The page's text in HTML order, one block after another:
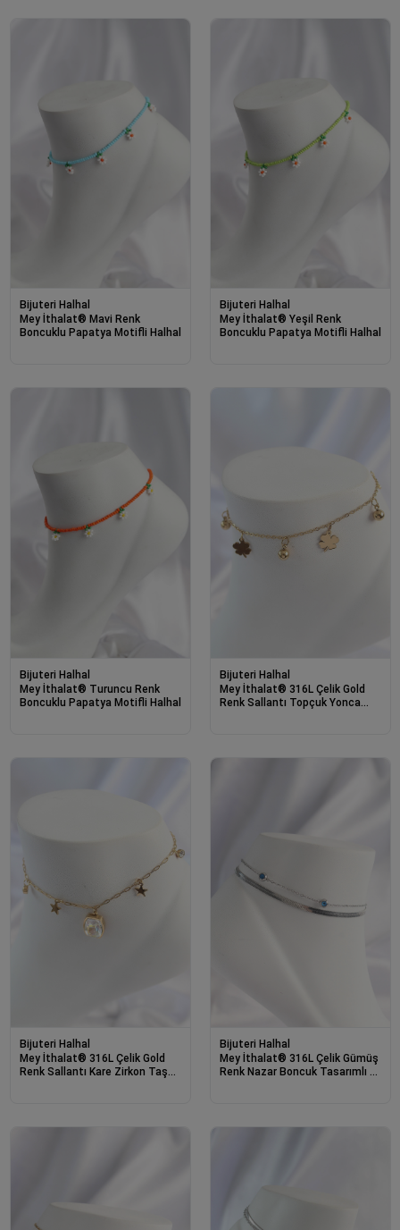
Bijuteri Halhal
Mey İthalat® Mavi Renk
Boncuklu Papatya Motifli Halhal
Bijuteri Halhal
Mey İthalat® Yeşil Renk
Boncuklu Papatya Motifli Halhal
Bijuteri Halhal
Mey İthalat® Turuncu Renk
Boncuklu Papatya Motifli Halhal
Bijuteri Halhal
Mey İthalat® 316L Çelik Gold
Renk Sallantı Topçuk Yonca
Bijuteri Halhal
Mey İthalat® 316L Çelik Gold
Renk Sallantı Kare Zirkon Taş
Bijuteri Halhal
Mey İthalat® 316L Çelik Gümüş
Renk Nazar Boncuk Tasarımlı 2li